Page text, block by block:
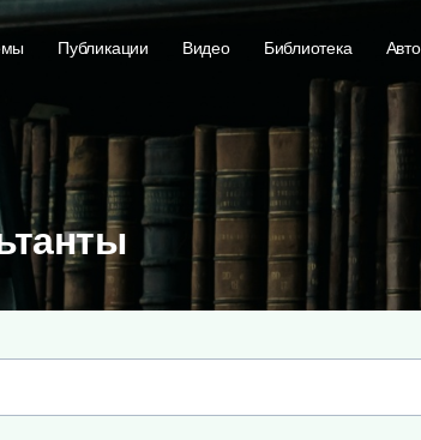
Публикации Видео Библиотека